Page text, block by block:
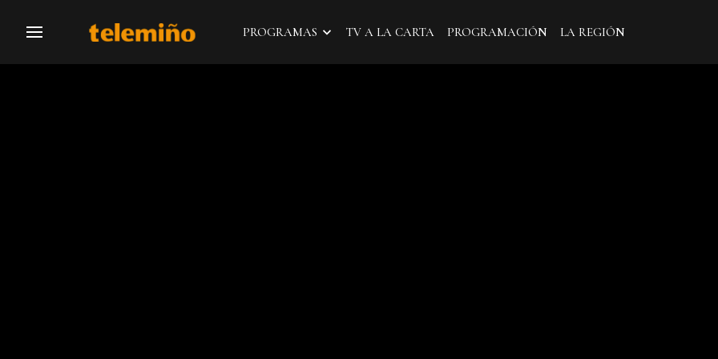
Navegación PROGRAMAS TV A LA CARTA PROGRAMACIÓN LA REGIÓN